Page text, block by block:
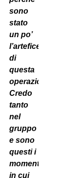
sono
stato
un po’
l’artefice
di
questa
operazione..
Credo
tanto
nel
gruppo
e sono
questi i
momenti
in cui